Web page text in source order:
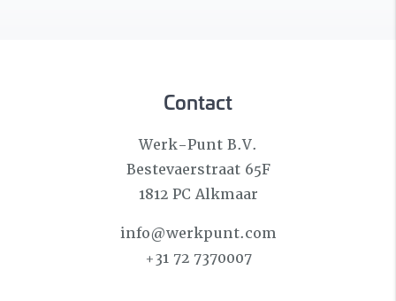
Contact
Werk-Punt B.V.
Bestevaerstraat 65F
1812 PC Alkmaar
info@werkpunt.com
+31 72 7370007